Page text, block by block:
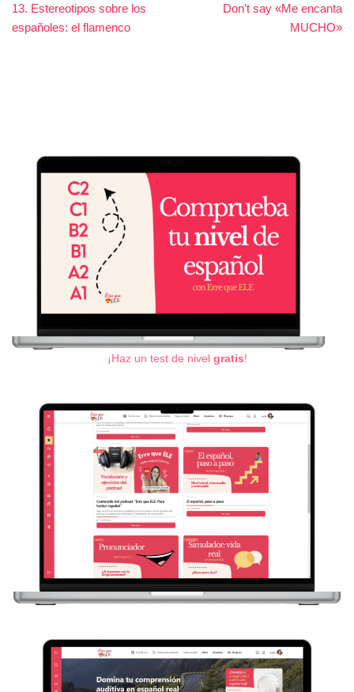
13. Estereotipos sobre los
españoles: el flamenco
Don’t say «Me encanta
MUCHO»
¡Haz un test de nivel gratis!